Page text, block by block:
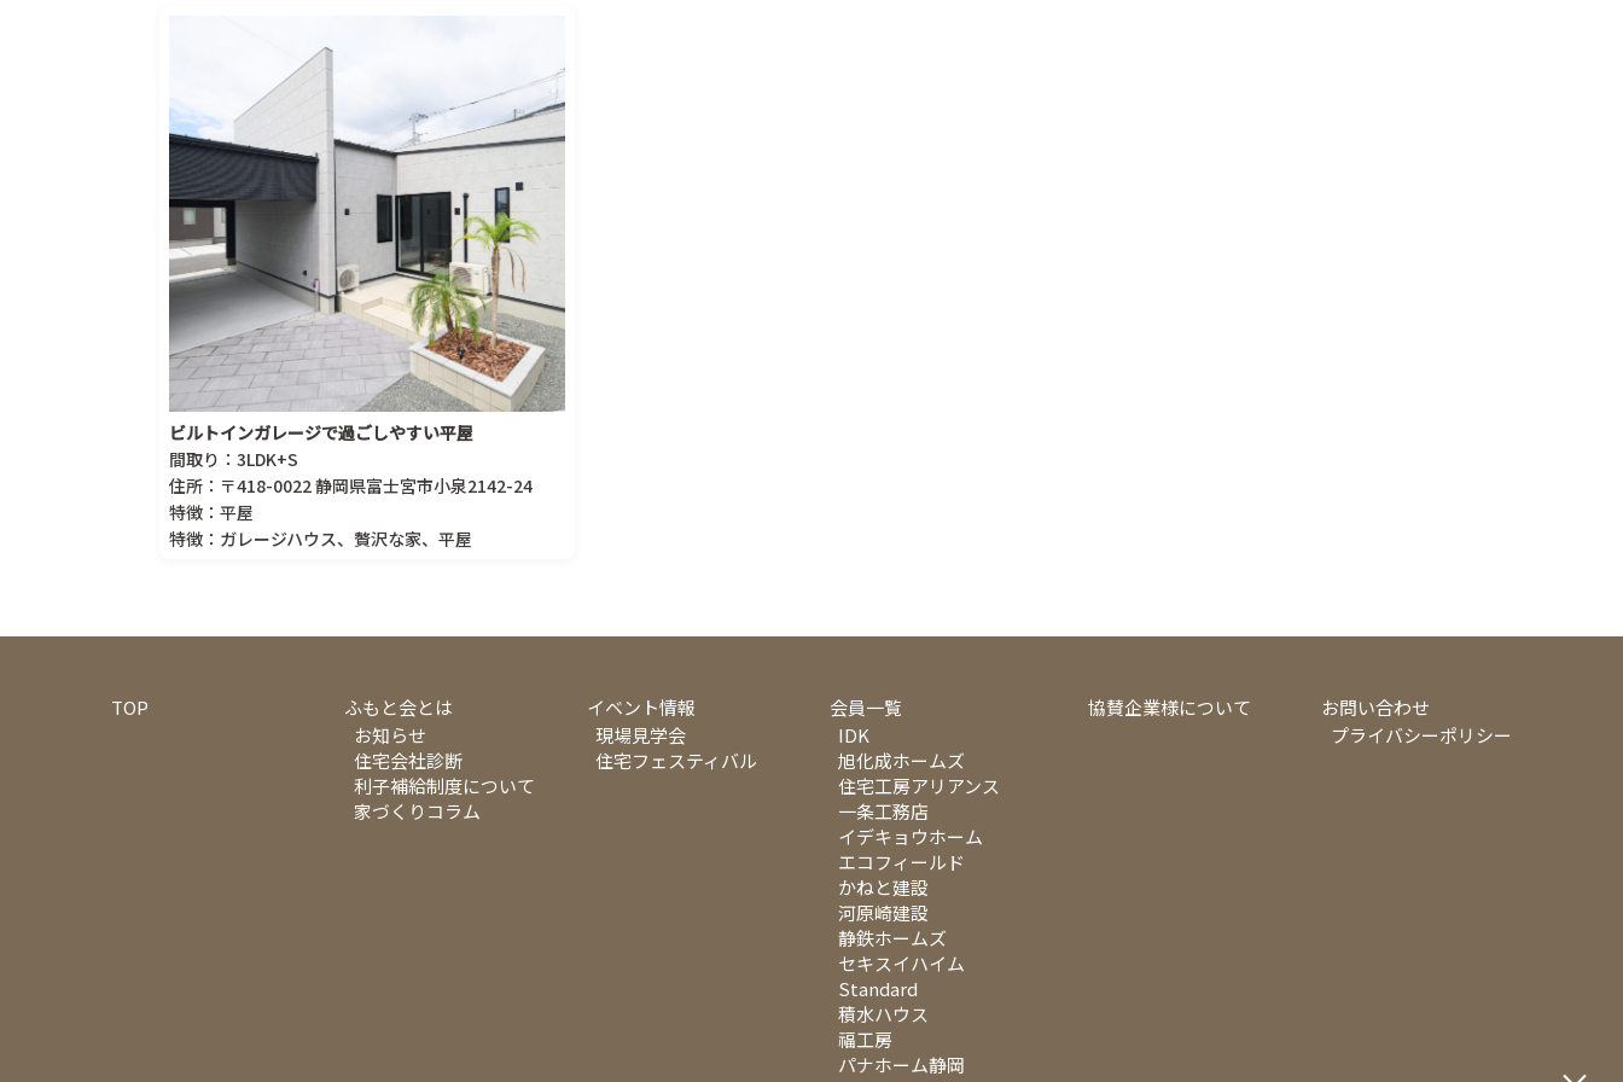
ビルトインガレージで過ごしやすい平屋
間取り：3LDK+S
住所：〒418-0022 静岡県富士宮市小泉2142-24
特徴：平屋
特徴：ガレージハウス、贅沢な家、平屋
TOP
ふもと会とは
お知らせ
住宅会社診断
利子補給制度について
家づくりコラム
イベント情報
現場見学会
住宅フェスティバル
会員一覧
IDK
旭化成ホームズ
住宅工房アリアンス
一条工務店
イデキョウホーム
エコフィールド
かねと建設
河原崎建設
静鉄ホームズ
セキスイハイム
Standard
積水ハウス
福工房
パナホーム静岡
協賛企業様について
お問い合わせ
プライバシーポリシー